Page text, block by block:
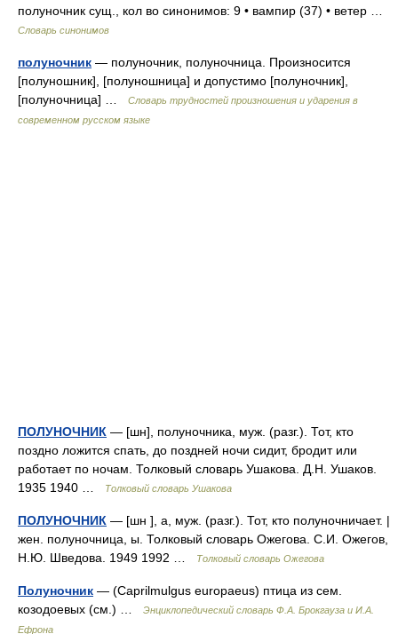
полуночник сущ., кол во синонимов: 9 • вампир (37) • ветер …
Словарь синонимов
полуночник — полуночник, полуночница. Произносится
[полуношник], [полуношница] и допустимо [полуночник],
[полуночница] …
Словарь трудностей произношения и ударения в
современном русском языке
ПОЛУНОЧНИК — [шн], полуночника, муж. (разг.). Тот, кто
поздно ложится спать, до поздней ночи сидит, бродит или
работает по ночам. Толковый словарь Ушакова. Д.Н. Ушаков.
1935 1940 …
Толковый словарь Ушакова
ПОЛУНОЧНИК — [шн ], а, муж. (разг.). Тот, кто полуночничает. |
жен. полуночница, ы. Толковый словарь Ожегова. С.И. Ожегов,
Н.Ю. Шведова. 1949 1992 …
Толковый словарь Ожегова
Полуночник — (Caprilmulgus europaeus) птица из сем.
козодоевых (см.) …
Энциклопедический словарь Ф.А. Брокгауза и И.А.
Ефрона